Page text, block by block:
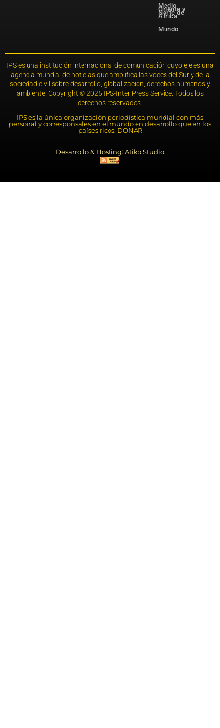
Medio
Oriente y
Norte de
África
Mundo
IPS es una institución internacional de comunicación cuyo eje es una
agencia mundial de noticias que amplifica las voces del Sur y de la
sociedad civil sobre desarrollo, globalización, derechos humanos y
ambiente. Copyright © 2025 IPS-Inter Press Service. Todos los
derechos reservados.
IPS es la única organización periodística mundial con más
personal y corresponsales en el mundo en desarrollo que en los
países ricos. DONAR
Desarrollo & Hosting: Atiko.Studio